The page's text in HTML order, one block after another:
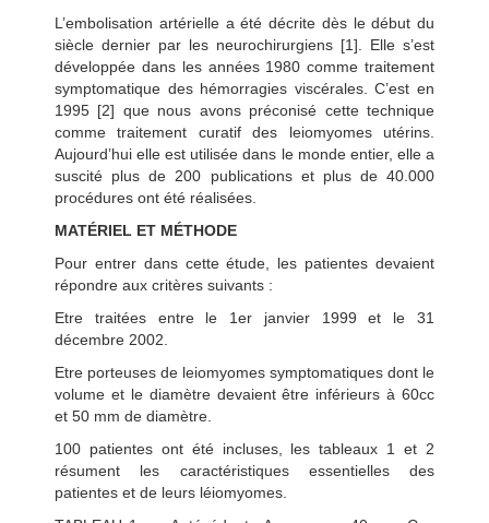
L’embolisation artérielle a été décrite dès le début du
siècle dernier par les neurochirurgiens [1]. Elle s’est
développée dans les années 1980 comme traitement
symptomatique des hémorragies viscérales. C’est en
1995 [2] que nous avons préconisé cette technique
comme traitement curatif des leiomyomes utérins.
Aujourd’hui elle est utilisée dans le monde entier, elle a
suscité plus de 200 publications et plus de 40.000
procédures ont été réalisées.
MATÉRIEL ET MÉTHODE
Pour entrer dans cette étude, les patientes devaient
répondre aux critères suivants :
Etre traitées entre le 1er janvier 1999 et le 31
décembre 2002.
Etre porteuses de leiomyomes symptomatiques dont le
volume et le diamètre devaient être inférieurs à 60cc
et 50 mm de diamètre.
100 patientes ont été incluses, les tableaux 1 et 2
résument les caractéristiques essentielles des
patientes et de leurs léiomyomes.